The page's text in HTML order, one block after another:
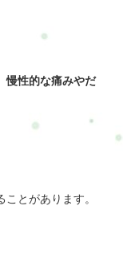
慢性的な痛みやだ
とがあります。